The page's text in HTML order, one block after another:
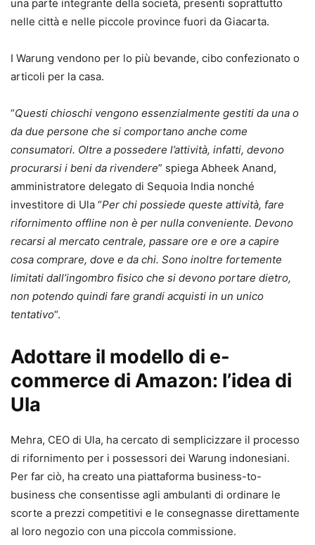
una parte integrante della società, presenti soprattutto
nelle città e nelle piccole province fuori da Giacarta.
I Warung vendono per lo più bevande, cibo confezionato o
articoli per la casa.
“Questi chioschi vengono essenzialmente gestiti da una o
da due persone che si comportano anche come
consumatori. Oltre a possedere l’attività, infatti, devono
procurarsi i beni da rivendere” spiega Abheek Anand,
amministratore delegato di Sequoia India nonché
investitore di Ula “Per chi possiede queste attività, fare
rifornimento offline non è per nulla conveniente. Devono
recarsi al mercato centrale, passare ore e ore a capire
cosa comprare, dove e da chi. Sono inoltre fortemente
limitati dall’ingombro fisico che si devono portare dietro,
non potendo quindi fare grandi acquisti in un unico
tentativo“.
Adottare il modello di e-
commerce di Amazon: l’idea di
Ula
Mehra, CEO di Ula, ha cercato di semplicizzare il processo
di rifornimento per i possessori dei Warung indonesiani.
Per far ciò, ha creato una piattaforma business-to-
business che consentisse agli ambulanti di ordinare le
scorte a prezzi competitivi e le consegnasse direttamente
al loro negozio con una piccola commissione.